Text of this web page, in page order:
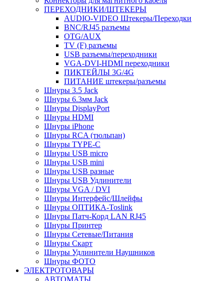
ПЕРЕХОДНИКИ/ШТЕКЕРЫ
AUDIO-VIDEO Штекеры/Переходки
BNC/RJ45 разъемы
OTG/AUX
TV (F) разъемы
USB разъемы/переходники
VGA-DVI-HDMI переходники
ПИКТЕЙЛЫ 3G/4G
ПИТАНИЕ штекеры/разъемы
Шнуры 3.5 Jack
Шнуры 6.3мм Jack
Шнуры DisplayPort
Шнуры HDMI
Шнуры iPhone
Шнуры RCA (тюльпан)
Шнуры TYPE-C
Шнуры USB micro
Шнуры USB mini
Шнуры USB разные
Шнуры USB Удлинители
Шнуры VGA / DVI
Шнуры Интерфейс/Шлейфы
Шнуры ОПТИКА-Toslink
Шнуры Патч-Корд LAN RJ45
Шнуры Принтер
Шнуры Сетевые/Питания
Шнуры Скарт
Шнуры Удлинители Наушников
Шнуры ФОТО
ЭЛЕКТРОТОВАРЫ
АВТОМАТЫ